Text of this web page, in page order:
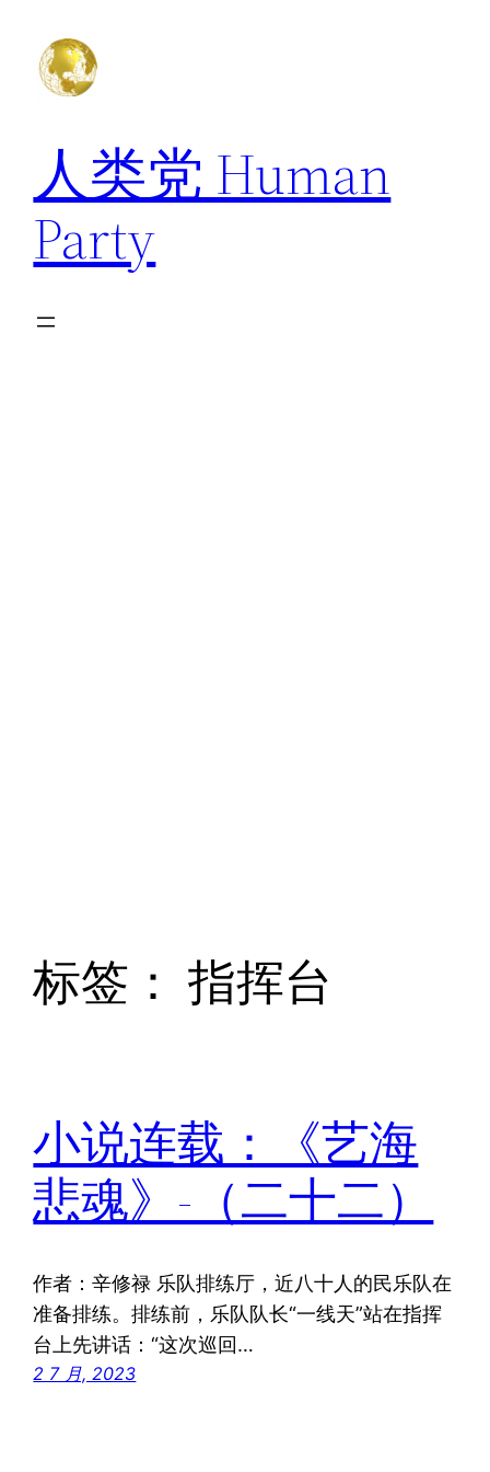
人类党 Human
Party
标签：指挥台
小说连载：《艺海
悲魂》-（二十二）
作者：辛修禄 乐队排练厅，近八十人的民乐队在
准备排练。排练前，乐队队长“一线天”站在指挥
台上先讲话：“这次巡回…
2 7 月, 2023